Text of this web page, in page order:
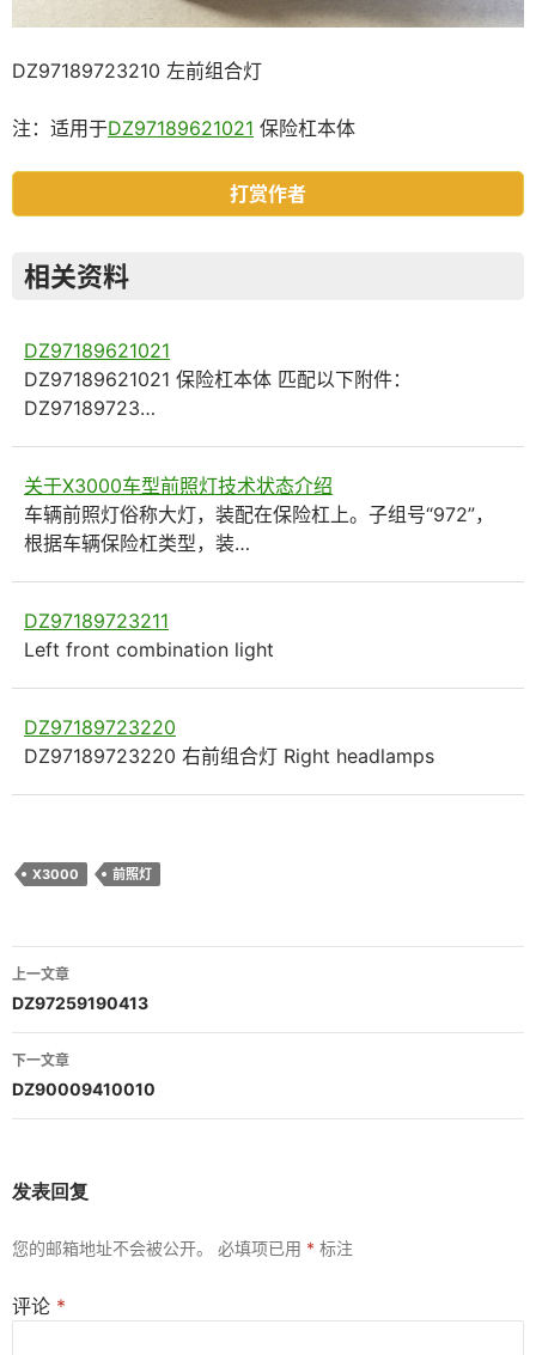
DZ97189723210 左前组合灯
注：适用于DZ97189621021 保险杠本体
打赏作者
相关资料
DZ97189621021
DZ97189621021 保险杠本体 匹配以下附件：
DZ97189723…
关于X3000车型前照灯技术状态介绍
车辆前照灯俗称大灯，装配在保险杠上。子组号“972”，
根据车辆保险杠类型，装…
DZ97189723211
Left front combination light
DZ97189723220
DZ97189723220 右前组合灯 Right headlamps
X3000 前照灯
文
章
导
航
上一文章
DZ97259190413
下一文章
DZ90009410010
发表回复
您的邮箱地址不会被公开。 必填项已用 * 标注
评论 *